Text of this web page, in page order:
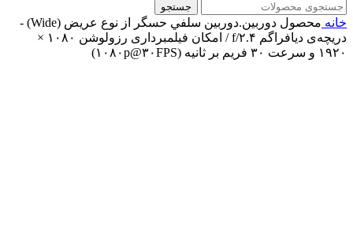
جستجو
خانه محصول دوربين.دوربين سلفي
حسگر از نوع عریض (Wide) -
دریچه‌ی دیافراگم f/۲.۴ / امکان فیلمبرداری رزولوشن ۱۰۸۰ ×
۱۹۲۰ و سرعت ۳۰ فریم بر ثانیه (۱۰۸۰p@۳۰FPS)